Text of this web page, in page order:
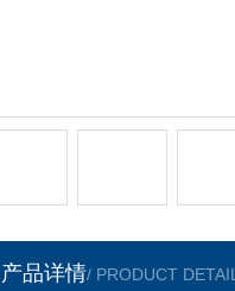
产品详情/ PRODUCT DETAIL